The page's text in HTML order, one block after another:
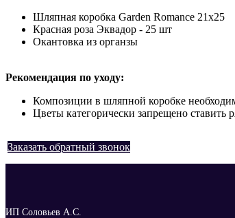
Шляпная коробка Garden Romance 21x25
Красная роза Эквадор - 25 шт
Окантовка из органзы
Рекомендация по уходу:
Композиции в шляпной коробке
Цветы категорически запрещено
Заказать обратный звонок
ИП Соловьев А.С.